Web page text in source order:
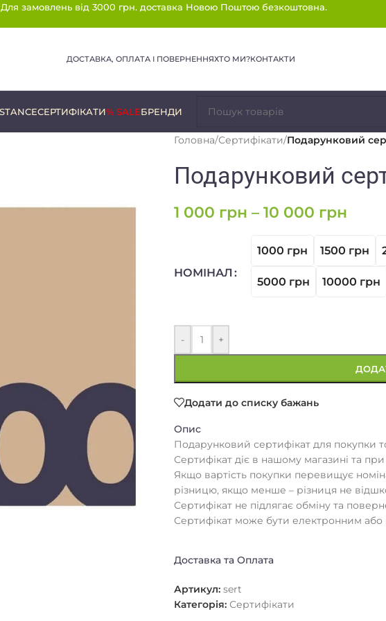
Для замовлень від 3000 грн. доставка Новою Поштою безкоштовна.
ДОСТАВКА, ОПЛАТА І ПОВЕРНЕННЯХТО МИ?КОНТАКТИ
СЕРТИФІКАТИ% SALEБРЕНДИ
Головна/Сертифікати/Подарунковий
Подарунковий
1 000 грн – 10 000 грн
НОМІНАЛ
1000 грн 1500 грн
5000 грн 10000 грн
- +
Додати до списку бажань
Опис
Подарунковий сертифікат для покупки
Сертифікат діє в нашому магазині та при
Якщо вартість покупки перевищує
різницю, якщо менше – різниця не
Сертифікат не підлягає обміну та
Сертифікат може бути електронним або
Доставка та Оплата
Артикул: sert
Категорія: Сертифікати